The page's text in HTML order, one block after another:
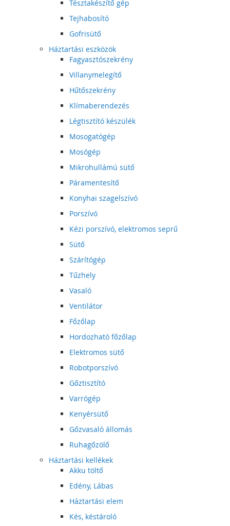
Tésztakészítő gép
Tejhabosító
Gofrisütő
Háztartási eszközök
Fagyasztószekrény
Villanymelegítő
Hűtőszekrény
Klímaberendezés
Légtisztító készülék
Mosogatógép
Mosógép
Mikrohullámú sütő
Páramentesítő
Konyhai szagelszívó
Porszívó
Kézi porszívó, elektromos seprű
Sütő
Szárítógép
Tűzhely
Vasaló
Ventilátor
Főzőlap
Hordozható főzőlap
Elektromos sütő
Robotporszívó
Gőztisztító
Varrógép
Kenyérsütő
Gőzvasaló állomás
Ruhagőzölő
Háztartási kellékek
Akku töltő
Edény, Lábas
Háztartási elem
Kés, késtároló